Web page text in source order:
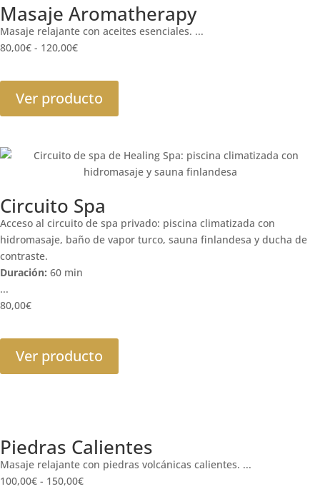
Masaje Aromatherapy
Masaje relajante con aceites esenciales. ...
80,00€ - 120,00€
Ver producto
Circuito Spa
Acceso al circuito de spa privado: piscina climatizada con
hidromasaje, baño de vapor turco, sauna finlandesa y ducha de
contraste.
Duración: 60 min
...
80,00€
Ver producto
Piedras Calientes
Masaje relajante con piedras volcánicas calientes. ...
100,00€ - 150,00€